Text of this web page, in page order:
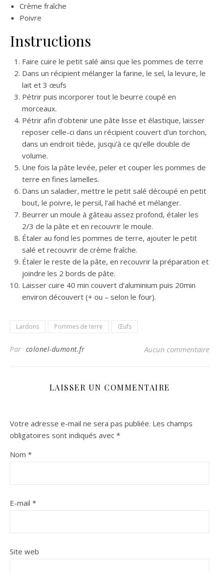
Crème fraîche
Poivre
Instructions
Faire cuire le petit salé ainsi que les pommes de terre
Dans un récipient mélanger la farine, le sel, la levure, le
lait et 3 œufs
Pétrir puis incorporer tout le beurre coupé en
morceaux.
Pétrir afin d’obtenir une pâte lisse et élastique, laisser
reposer celle-ci dans un récipient couvert d’un torchon,
dans un endroit tiède, jusqu’à ce qu’elle double de
volume.
Une fois la pâte levée, peler et couper les pommes de
terre en fines lamelles.
Dans un saladier, mettre le petit salé découpé en petit
bout, le poivre, le persil, l’ail haché et mélanger.
Beurrer un moule à gâteau assez profond, étaler les
2/3 de la pâte et en recouvrir le moule.
Étaler au fond les pommes de terre, ajouter le petit
salé et recouvrir de crème fraîche.
Étaler le reste de la pâte, en recouvrir la préparation et
joindre les 2 bords de pâte.
Laisser cuire 40 min couvert d’aluminium puis 20min
environ découvert (+ ou – selon le four).
Lardons Pommes de terre Œufs
Par colonel-dumont.fr Aucun commentaire
LAISSER UN COMMENTAIRE
Votre adresse e-mail ne sera pas publiée. Les champs
obligatoires sont indiqués avec *
Nom *
E-mail *
Site web